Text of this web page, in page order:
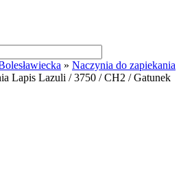
» Naczynia do zapiekania
Lapis Lazuli / 3750 / CH2 / Gatunek